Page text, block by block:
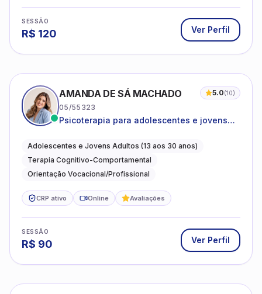
SESSÃO
R$ 120 Ver Perfil
AMANDA DE SÁ MACHADO 5.0(10)
05/55323
Psicoterapia para adolescentes e jovens
autoestima, relações e orientação
profissional
Adolescentes e Jovens Adultos (13 aos 30 anos)
Terapia Cognitivo-Comportamental
Orientação Vocacional/Profissional
CRP ativo Online Avaliações
SESSÃO
R$ 90 Ver Perfil